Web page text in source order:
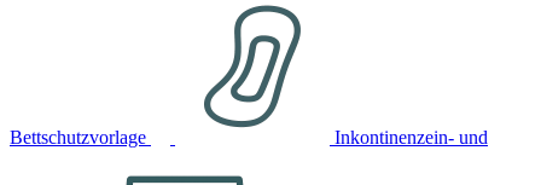
Bettschutzvorlage Inkontinenzein- und